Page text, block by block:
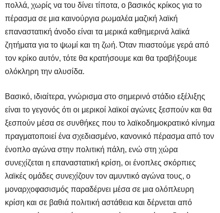
πολλά, χωρίς να του δίνει τίποτα, ο βασικός κρίκος για το
πέρασμα σε μια καινούργια ρωμαλέα μαζική λαϊκή
επαναστατική άνοδο είναι τα μερικά καθημερινά λαϊκά
ζητήματα για το ψωμί και τη ζωή. Όταν πιαστούμε γερά από
τον κρίκο αυτόν, τότε θα κρατήσουμε και θα τραβήξουμε
ολόκληρη την αλυσίδα.
Βασικό, ιδιαίτερα, γνώρισμα στο σημερινό στάδιο εξέλιξης
είναι το γεγονός ότι οι μερικοί λαϊκοί αγώνες ξεσπούν και θα
ξεσπούν μέσα σε συνθήκες που το λαϊκοδημοκρατικό κίνημα
πραγματοποιεί ένα σχεδιασμένο, κανονικό πέρασμα από τον
ένοπλο αγώνα στην πολιτική πάλη, ενώ στη χώρα
συνεχίζεται η επαναστατική κρίση, οι ένοπλες σκόρπιες
λαϊκές ομάδες συνεχίζουν τον αμυντικό αγώνα τους, ο
μοναρχοφασισμός παραδέρνει μέσα σε μια ολόπλευρη
κρίση και σε βαθιά πολιτική αστάθεια και δέρνεται από